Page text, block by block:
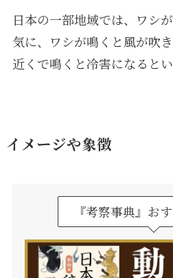
日本の一部地域では、ワシ
気に、ワシが鳴くと風が吹
近くで鳴くと冷害になると
イメージや象徴
『考察事典』お